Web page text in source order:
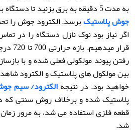
به مدت 5 دقیقه به برق بزنید تا دستگاه به درجه حرارت مناسب برای
جوش پلاستیکبرسد. الکترود جوش را
اگر نیاز بود نوک نازل دستگاه را در
قرار
رفتن پیوند مولکولی فعلی شده و با
بین مولکول های پلاستیک و الکترود شاهد
خواهید بود. در نتیجهالکترود/ سیم
پلاستیک شده و برخلاف روش سنتی که
قطعه فلزی استفاده می شد، به مرور
شد.